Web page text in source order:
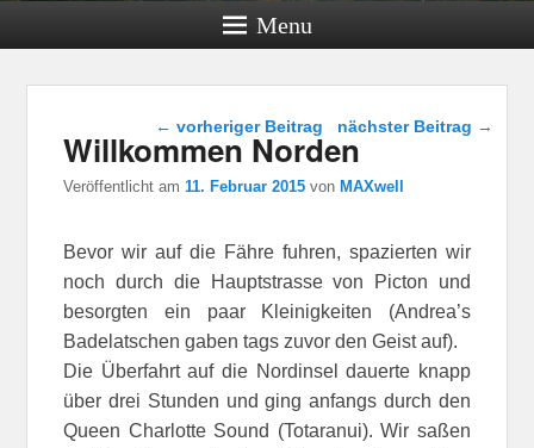
Menu
Beitragsnavigation
← vorheriger Beitrag nächster Beitrag →
Willkommen Norden
Veröffentlicht am11. Februar 2015 vonMAXwell
Bevor wir auf die Fähre fuhren, spazierten wir
noch durch die Hauptstrasse von Picton und
besorgten ein paar Kleinigkeiten (Andrea’s
Badelatschen gaben tags zuvor den Geist auf).
Die Überfahrt auf die Nordinsel dauerte knapp
über drei Stunden und ging anfangs durch den
Queen Charlotte Sound (Totaranui). Wir saßen